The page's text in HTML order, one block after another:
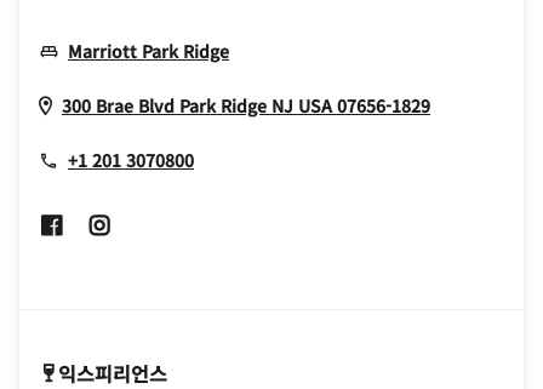
Marriott Park RidgeOpens In New Window
300 Brae Blvd Park Ridge NJ USA 07656-1829Opens In
+1 201 3070800
Opens In New Window
익스피리언스